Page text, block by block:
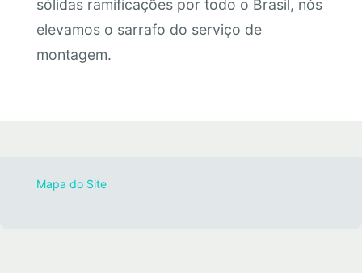
sólidas ramificações por todo o Brasil, nós
elevamos o sarrafo do serviço de
montagem.
Mapa do Site